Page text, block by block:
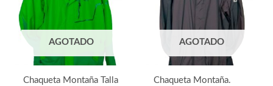
AGOTADO
Chaqueta Montaña Talla
AGOTADO
Chaqueta Montaña.